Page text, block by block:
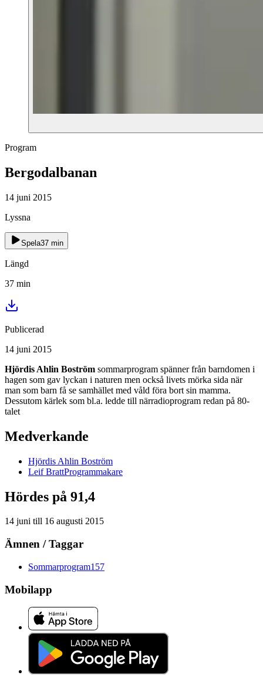
Program
Bergodalbanan
14 juni 2015
Lyssna
Spela37 min
Längd
37 min
Publicerad
14 juni 2015
Hjördis Ahlin Boström sommarprogram spänner från barndomen i
hagen som gav lyckan i naturen men också livets mörka sida när
man som barn få se samhället med våld föra bort sin mamma.
Dessutom kärlek som bl.a. ledde till närradioprogram redan på 80-
talet
Medverkande
Hjördis Ahlin Boström
Leif BrattProgrammakare
Hördes på 91,4
14 juni till 16 augusti 2015
Ämnen / Taggar
Sommarprogram157
Mobilapp